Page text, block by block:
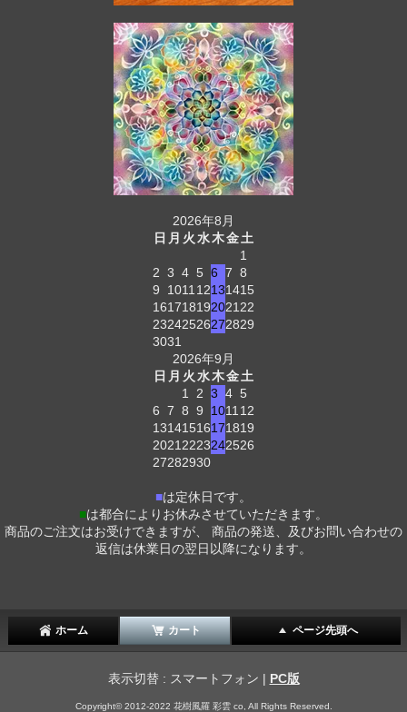
2026年8月
日 月 火水木金土
1
2 3 4 5 6 7 8
9
1011 12131415
161718192021 22
23242526272829
3031
2026年9月
日 月 火水木金土
1
2 3 4 5
6 7 8 9 1011 12
13141516171819
2021 2223242526
27282930
■は定休日です。
■は都合によりお休みさせていただきます。
商品のご注文はお受けできますが、 商品の発送、及びお問い合わせの
返信は休業日の翌日以降になります。
ホーム カート ページ先頭へ
表示切替 : スマートフォン | PC版
Copyright© 2012-2022 花樹風羅 彩雲 co, All Rights Reserved.